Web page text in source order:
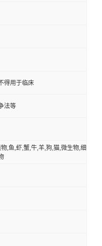
得用于临床
法等
,鱼,虾,蟹,牛,羊,狗,猫,微生物,细